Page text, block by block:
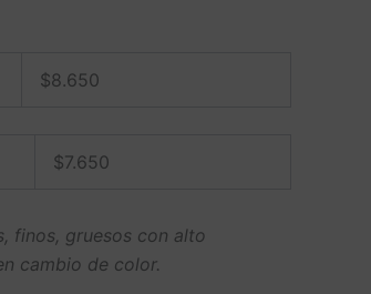
$8.650
$7.650
finos, gruesos con alto
cambio de color.